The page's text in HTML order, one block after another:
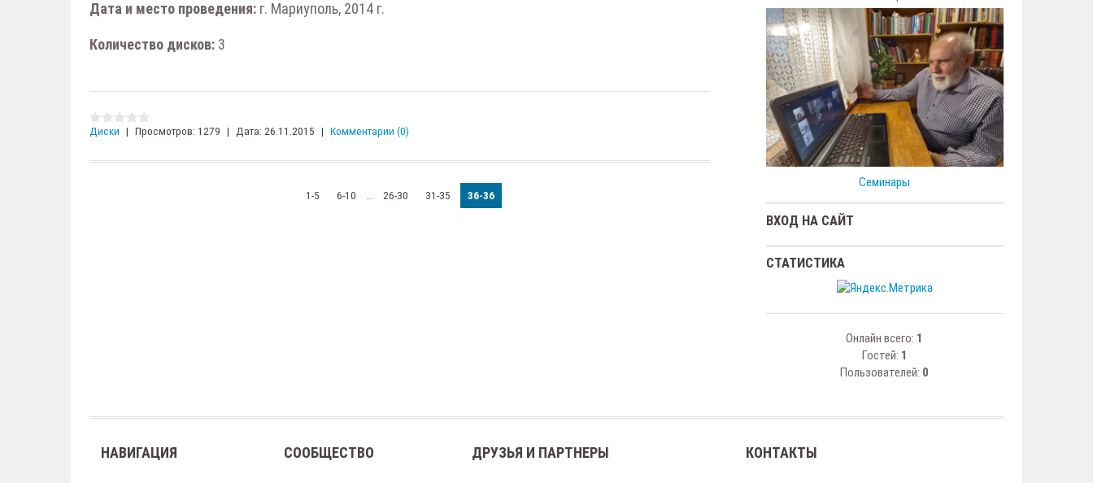
Дата и место проведения: г. Мариуполь, 2014 г.
Количество дисков: 3
Диски | Просмотров: 1279 | Дата: 26.11.2015 | Комментарии (0)
1-5 6-10 ... 26-30 31-35 36-36
Семинары
ВХОД НА САЙТ
СТАТИСТИКА
Онлайн всего: 1
Гостей: 1
Пользователей: 0
НАВИГАЦИЯ СООБЩЕСТВО ДРУЗЬЯ И ПАРТНЕРЫ КОНТАКТЫ